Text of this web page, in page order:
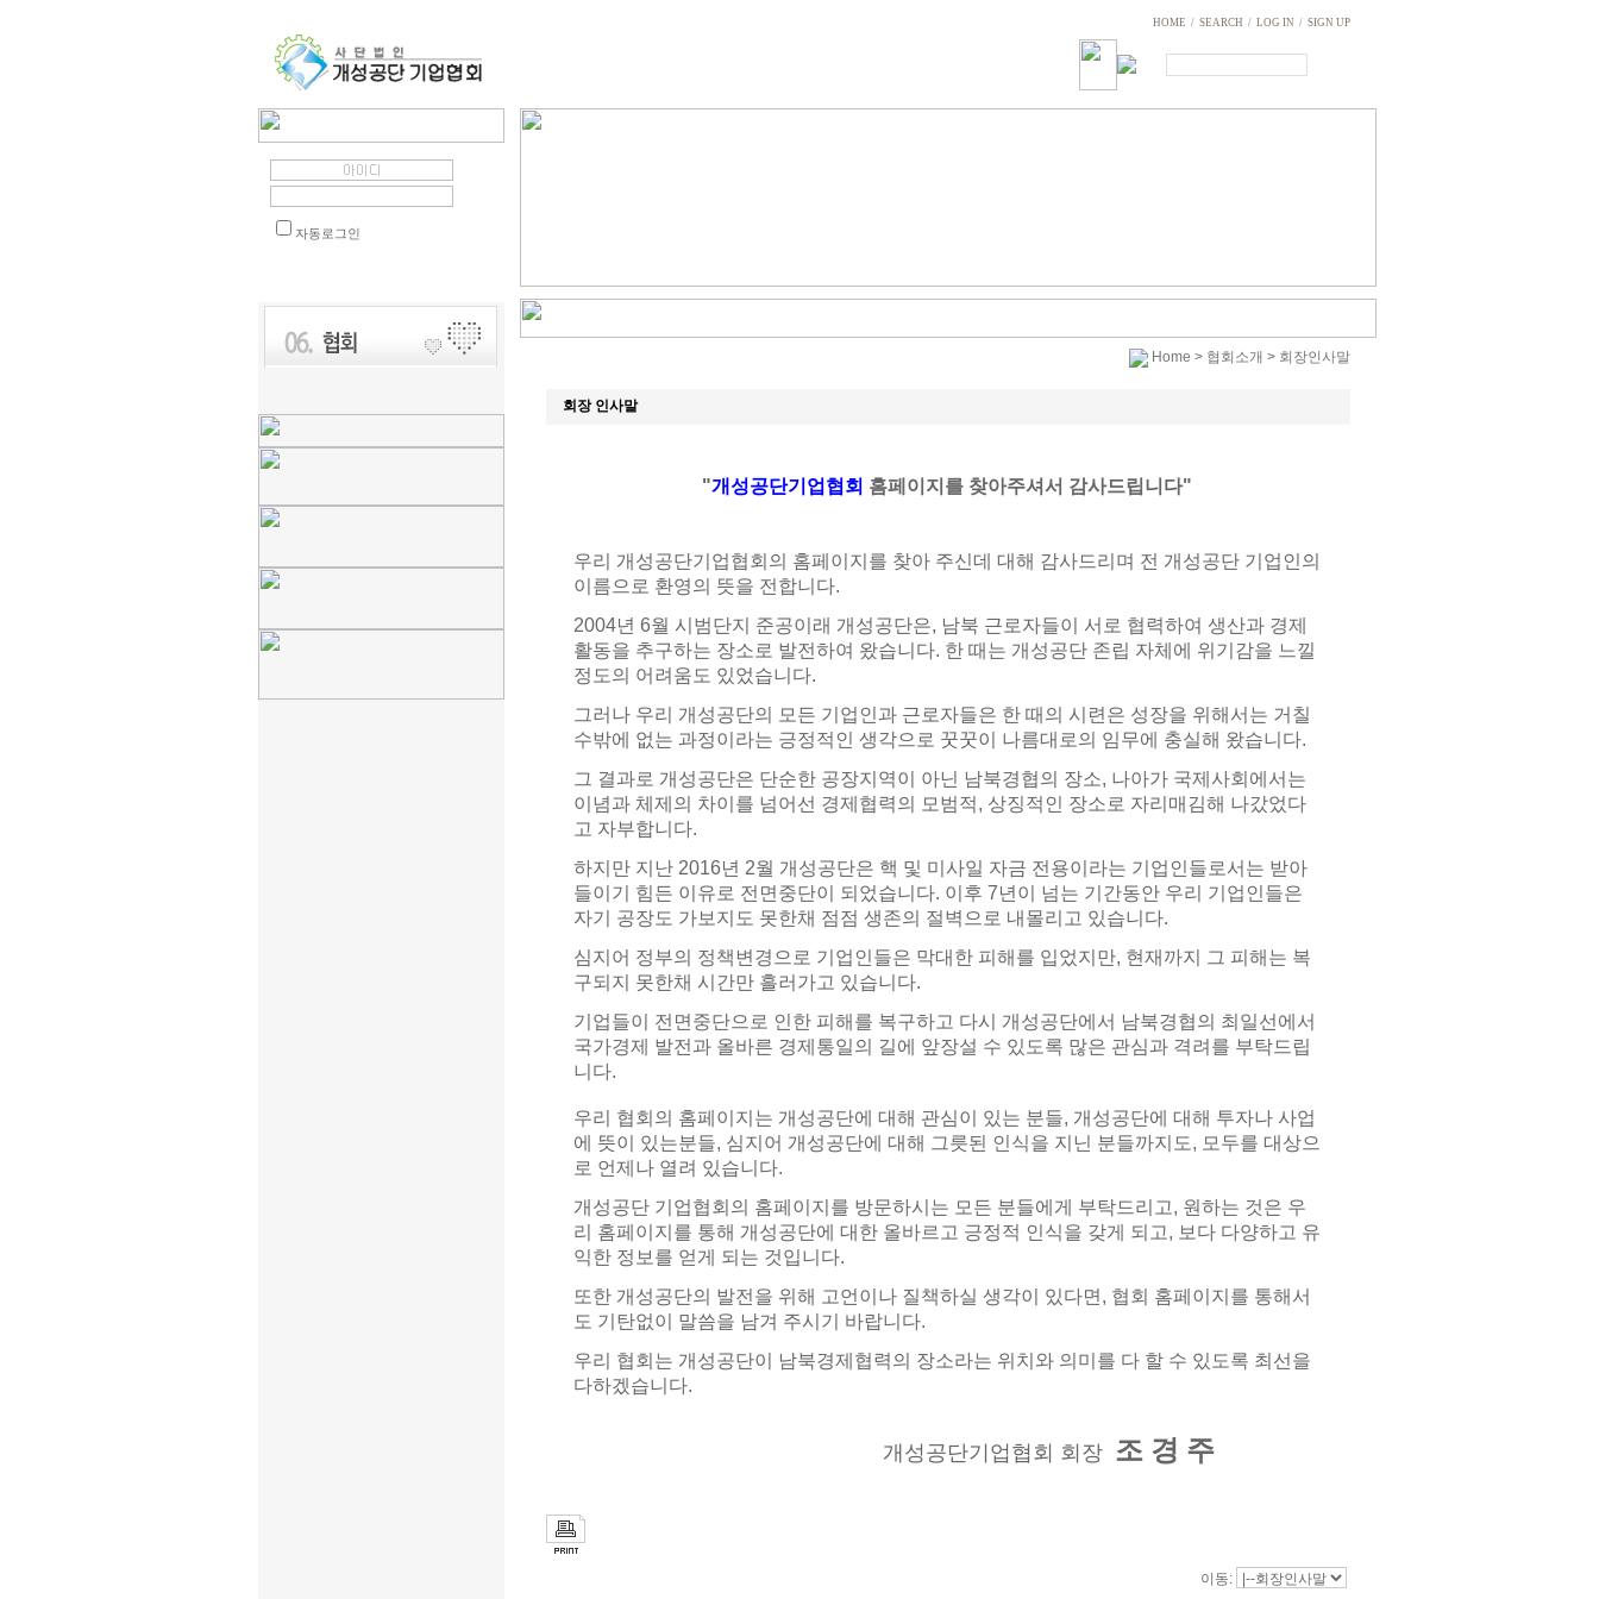
HOME / SEARCH / LOG IN / SIGN UP
자동로그인
Home > 협회소개 > 회장인사말
회장 인사말
"개성공단기업협회 홈페이지를 찾아주셔서 감사드립니다"
우리 개성공단기업협회의 홈페이지를 찾아 주신데 대해 감사드리며 전 개성공단 기업인의
이름으로 환영의 뜻을 전합니다.
2004년 6월 시범단지 준공이래 개성공단은, 남북 근로자들이 서로 협력하여 생산과 경제
활동을 추구하는 장소로 발전하여 왔습니다. 한 때는 개성공단 존립 자체에 위기감을 느낄
정도의 어려움도 있었습니다.
그러나 우리 개성공단의 모든 기업인과 근로자들은 한 때의 시련은 성장을 위해서는 거칠
수밖에 없는 과정이라는 긍정적인 생각으로 꿋꿋이 나름대로의 임무에 충실해 왔습니다.
그 결과로 개성공단은 단순한 공장지역이 아닌 남북경협의 장소, 나아가 국제사회에서는
이념과 체제의 차이를 넘어선 경제협력의 모범적, 상징적인 장소로 자리매김해 나갔었다
고 자부합니다.
하지만 지난 2016년 2월 개성공단은 핵 및 미사일 자금 전용이라는 기업인들로서는 받아
들이기 힘든 이유로 전면중단이 되었습니다. 이후 7년이 넘는 기간동안 우리 기업인들은
자기 공장도 가보지도 못한채 점점 생존의 절벽으로 내몰리고 있습니다.
심지어 정부의 정책변경으로 기업인들은 막대한 피해를 입었지만, 현재까지 그 피해는 복
구되지 못한채 시간만 흘러가고 있습니다.
기업들이 전면중단으로 인한 피해를 복구하고 다시 개성공단에서 남북경협의 최일선에서
국가경제 발전과 올바른 경제통일의 길에 앞장설 수 있도록 많은 관심과 격려를 부탁드립
니다.
우리 협회의 홈페이지는 개성공단에 대해 관심이 있는 분들, 개성공단에 대해 투자나 사업
에 뜻이 있는분들, 심지어 개성공단에 대해 그릇된 인식을 지닌 분들까지도, 모두를 대상으
로 언제나 열려 있습니다.
개성공단 기업협회의 홈페이지를 방문하시는 모든 분들에게 부탁드리고, 원하는 것은 우
리 홈페이지를 통해 개성공단에 대한 올바르고 긍정적 인식을 갖게 되고, 보다 다양하고 유
익한 정보를 얻게 되는 것입니다.
또한 개성공단의 발전을 위해 고언이나 질책하실 생각이 있다면, 협회 홈페이지를 통해서
도 기탄없이 말씀을 남겨 주시기 바랍니다.
우리 협회는 개성공단이 남북경제협력의 장소라는 위치와 의미를 다 할 수 있도록 최선을
다하겠습니다.
개성공단기업협회 회장 조 경 주
이동: